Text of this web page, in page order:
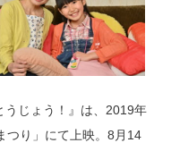
じょう！』は、2019年
つり」にて上映。8月14